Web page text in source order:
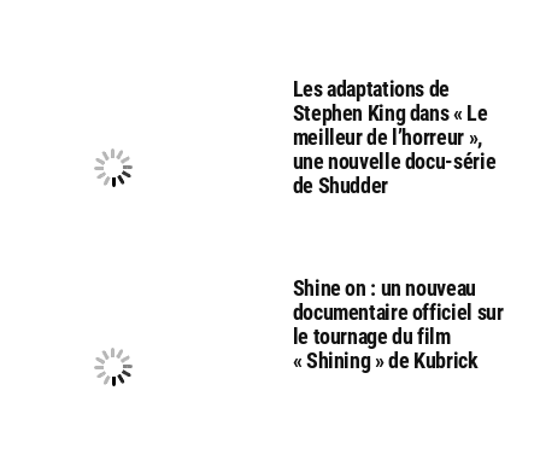
Les adaptations de
Stephen King dans « Le
meilleur de l’horreur »,
une nouvelle docu-série
de Shudder
Shine on : un nouveau
documentaire officiel sur
le tournage du film
« Shining » de Kubrick